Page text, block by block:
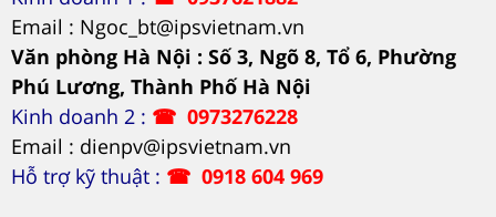
Email : Ngoc_bt@ipsvietnam.vn
Văn phòng Hà Nội : Số 3, Ngõ 8, Tổ 6, Phường
Phú Lương, Thành Phố Hà Nội
Kinh doanh 2 : ☎ 0973276228
Email : dienpv@ipsvietnam.vn
Hỗ trợ kỹ thuật : ☎ 0918 604 969